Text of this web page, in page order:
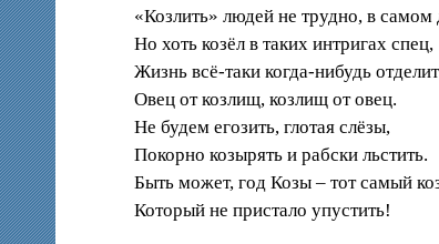
«Козлить» людей не трудно, в самом
Но хоть козёл в таких интригах спец,
Жизнь всё-таки когда-нибудь отделит
Овец от козлищ, козлищ от овец.
Не будем егозить, глотая слёзы,
Покорно козырять и рабски льстить.
Быть может, год Козы – тот самый
Который не пристало упустить!